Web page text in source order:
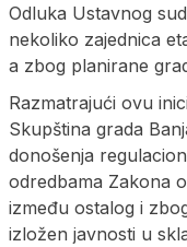
Odluka Ustavnog
nekoliko zajednica
a zbog planirane
Razmatrajući ovu
Skupština grada
donošenja
odredbama Zakona
između ostalog i
izložen javnosti u